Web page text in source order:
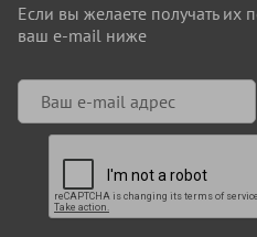
Если вы желаете получать их
ваш e-mail ниже